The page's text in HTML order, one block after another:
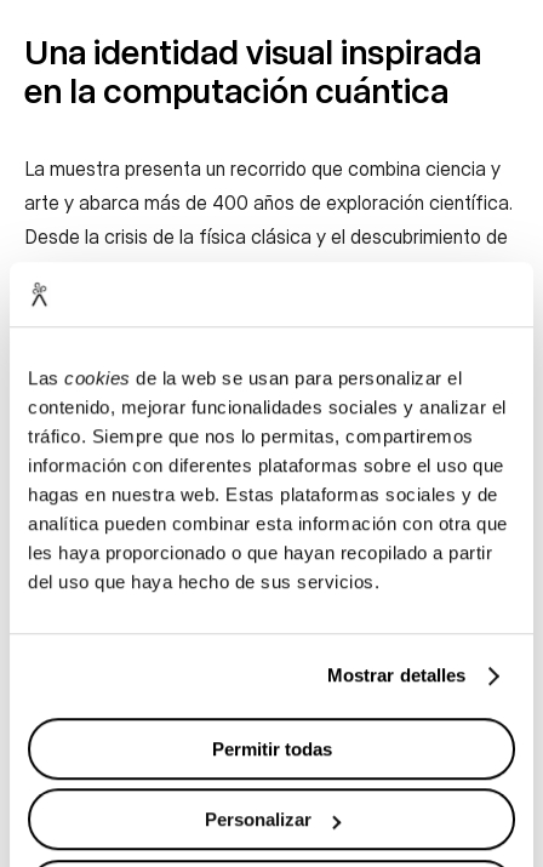
Las cookies de la web se usan para personalizar el
contenido, mejorar funcionalidades sociales y analizar el
tráfico. Siempre que nos lo permitas, compartiremos
información con diferentes plataformas sobre el uso que
hagas en nuestra web. Estas plataformas sociales y de
analítica pueden combinar esta información con otra que
les haya proporcionado o que hayan recopilado a partir
del uso que haya hecho de sus servicios.
Mostrar detalles
Permitir todas
Personalizar
Una identidad visual inspirada
en la computación cuántica
La muestra presenta un recorrido que combina ciencia y
arte y abarca más de 400 años de exploración científica.
Desde la crisis de la física clásica y el descubrimiento de
las tecnologías cuánticas, pasando por cada uno de los
identidad gráfica capaz de traducir este universo
cuántico a un lenguaje accesible, nos embarcamos en un
proceso de investigación visual y conceptualen el que
las partículas podían ser o no ser, estar entrelazadas e
incluso superpuestas.
La línea gráfica resultante toma como referencia principal
extremadamente bajas. Y, en un guiño a los orígenes de la
física, también nos conecta con los acabados dorados
presentes en instrumentos históricos de la física clásica.
Con estos elementos en mente,desarrollamos un
sistema visual
que enlaza el imaginario científico con la
experiencia expositiva.